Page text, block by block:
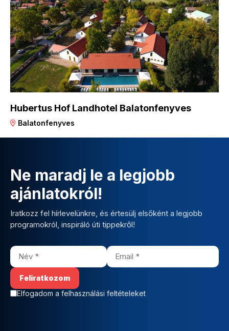
Hubertus Hof Landhotel Balatonfenyves
Balatonfenyves
Ne maradj le a legjobb
ajánlatokról!
Iratkozz fel hírlevelünkre, és értesülj elsőként a legjobb
programokról, inspiráló úti tippekről!
Elfogadom a felhasználási feltételeket